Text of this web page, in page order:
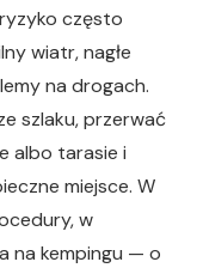
często
wiatr, nagłe
na drogach.
szlaku, przerwać
albo tarasie i
miejsce. W
w
na kempingu — o